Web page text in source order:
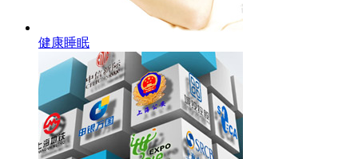
健康睡眠